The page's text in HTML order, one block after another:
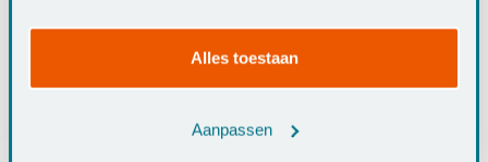
Alles toestaan
Aanpassen
✔ Afmetingen: 200 cm. doorsnede
✔ Geschikt voor tafel MET stoelen van 150 cm.
✔ Van gerecycled materiaal